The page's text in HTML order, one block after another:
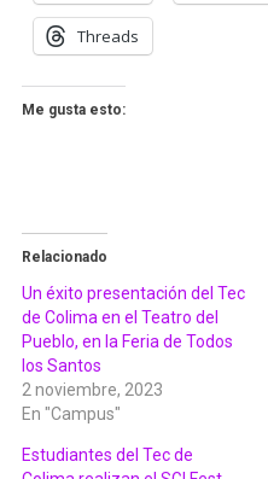
Threads
Me gusta esto:
Relacionado
Un éxito presentación del Tec
de Colima en el Teatro del
Pueblo, en la Feria de Todos
los Santos
2 noviembre, 2023
En "Campus"
Estudiantes del Tec de